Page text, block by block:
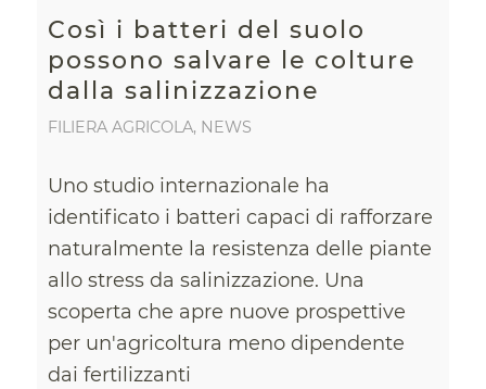
Così i batteri del suolo
possono salvare le colture
dalla salinizzazione
FILIERA AGRICOLA, NEWS
Uno studio internazionale ha
identificato i batteri capaci di rafforzare
naturalmente la resistenza delle piante
allo stress da salinizzazione. Una
scoperta che apre nuove prospettive
per un'agricoltura meno dipendente
dai fertilizzanti